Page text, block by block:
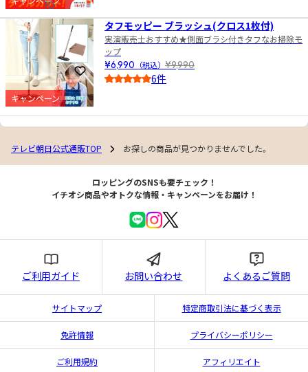
お気に入りに登録
キャンペーン
10
タフモッピー ブラッシュ(クロス1枚付)
実演販売士おすすめ★側面ブラシ付きタフなお掃除モ
ップ
¥6,990 （税込） ¥9,990
6件
テレビ朝日公式通販TOP お探しの商品が見つかりませんでした。
ロッピングのSNSも要チェック！
イチオシ商品やオトクな情報・キャンペーンをお届け！
ご利用ガイド お問い合わせ よくあるご質問
サイトマップ 特定商取引法に基づく表示
免許情報 プライバシーポリシー
ご利用規約 アフィリエイト